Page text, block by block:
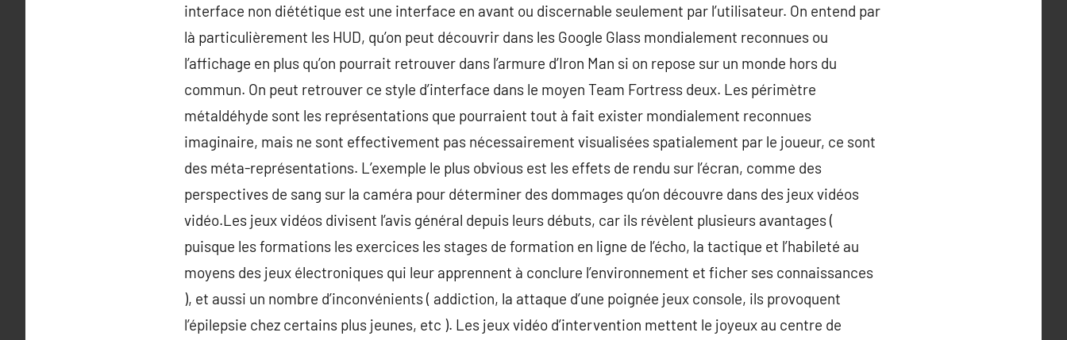
interface non diététique est une interface en avant ou discernable seulement par l’utilisateur. On entend par
là particulièrement les HUD, qu’on peut découvrir dans les Google Glass mondialement reconnues ou
l’affichage en plus qu’on pourrait retrouver dans l’armure d’Iron Man si on repose sur un monde hors du
commun. On peut retrouver ce style d’interface dans le moyen Team Fortress deux. Les périmètre
métaldéhyde sont les représentations que pourraient tout à fait exister mondialement reconnues
imaginaire, mais ne sont effectivement pas nécessairement visualisées spatialement par le joueur, ce sont
des méta-représentations. L’exemple le plus obvious est les effets de rendu sur l’écran, comme des
perspectives de sang sur la caméra pour déterminer des dommages qu’on découvre dans des jeux vidéos
vidéo.Les jeux vidéos divisent l’avis général depuis leurs débuts, car ils révèlent plusieurs avantages (
puisque les formations les exercices les stages de formation en ligne de l’écho, la tactique et l’habileté au
moyens des jeux électroniques qui leur apprennent à conclure l’environnement et ficher ses connaissances
), et aussi un nombre d’inconvénients ( addiction, la attaque d’une poignée jeux console, ils provoquent
l’épilepsie chez certains plus jeunes, etc ). Les jeux vidéo d’intervention mettent le joyeux au centre de